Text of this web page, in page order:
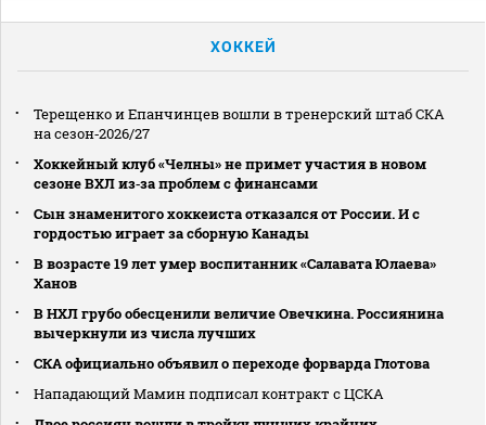
ХОККЕЙ
Терещенко и Епанчинцев вошли в тренерский штаб СКА
на сезон‑2026/27
Хоккейный клуб «Челны» не примет участия в новом
сезоне ВХЛ из‑за проблем с финансами
Сын знаменитого хоккеиста отказался от России. И с
гордостью играет за сборную Канады
В возрасте 19 лет умер воспитанник «Салавата Юлаева»
Ханов
В НХЛ грубо обесценили величие Овечкина. Россиянина
вычеркнули из числа лучших
СКА официально объявил о переходе форварда Глотова
Нападающий Мамин подписал контракт с ЦСКА